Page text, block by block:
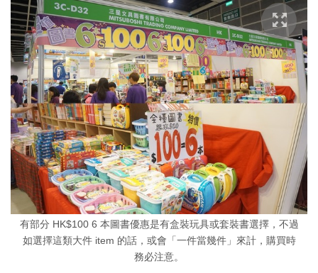
有部分 HK$100 6 本圖書優惠是有盒裝玩具或套裝書選擇，不過
如選擇這類大件 item 的話，或會「一件當幾件」來計，購買時
務必注意。